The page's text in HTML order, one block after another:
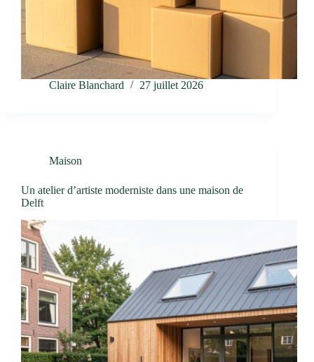
Claire Blanchard 27 juillet 2026
Maison
Un atelier d’artiste moderniste dans une maison de
Delft